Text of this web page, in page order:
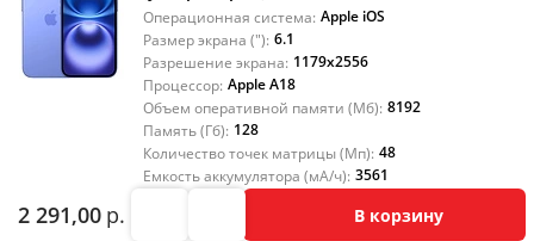
Операционная система: Apple iOS
Размер экрана ("): 6.1
Разрешение экрана: 1179x2556
Процессор: Apple A18
Объем оперативной памяти (Мб): 8192
Память (Гб): 128
Количество точек матрицы (Мп): 48
Емкость аккумулятора (мА/ч): 3561
2 291,00 р. В корзину